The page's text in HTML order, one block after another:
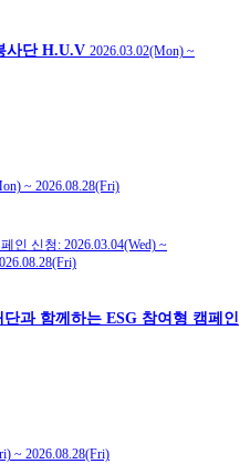
사단 H.U.V 2026.03.02(Mon) ~
~ 2026.08.28(Fri)
인 신청: 2026.03.04(Wed) ~
단과 함께하는 ESG 참여형 캠페인
~ 2026.08.28(Fri)